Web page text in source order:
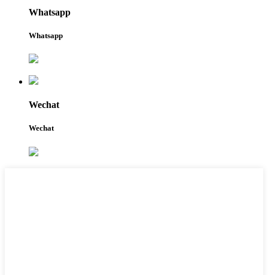
Whatsapp
Whatsapp
Wechat
Wechat